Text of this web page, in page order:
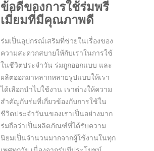
ข้อดีของการใช้ร่มพรี
เมี่ยมที่มีคุณภาพดี
ร่มเป็นอุปกรณ์เสริมที่ช่วยในเรื่องของ
ความสะดวกสบายให้กับเราในการใช้
ในชีวิตประจำวัน ร่มถูกออกแบบ และ
ผลิตออกมาหลากหลายรูปแบบให้เรา
ได้เลือกนำไปใช้งาน เราต่างให้ความ
สำคัญกับร่มที่เกี่ยวข้องกับการใช้ใน
ชีวิตประจำวันนของเราเป็นอย่างมาก
ร่มถือว่าเป็นผลิตภัณฑ์ที่ได้รับความ
นิยมเป็นจำนวนมากจากผู้ใช้งานในทุก